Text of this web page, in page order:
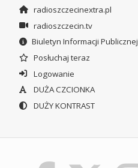
radioszczecinextra.pl
radioszczecin.tv
Biuletyn Informacji Publicznej
Posłuchaj teraz
Logowanie
DUŻA CZCIONKA
DUŻY KONTRAST